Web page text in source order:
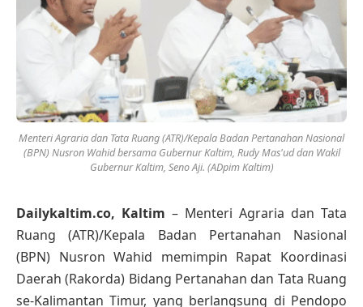
Menteri Agraria dan Tata Ruang (ATR)/Kepala Badan Pertanahan Nasional
(BPN) Nusron Wahid bersama Gubernur Kaltim, Rudy Mas'ud dan Wakil
Gubernur Kaltim, Seno Aji. (ADpim Kaltim)
Dailykaltim.co, Kaltim – Menteri Agraria dan Tata
Ruang (ATR)/Kepala Badan Pertanahan Nasional
(BPN) Nusron Wahid memimpin Rapat Koordinasi
Daerah (Rakorda) Bidang Pertanahan dan Tata Ruang
se-Kalimantan Timur, yang berlangsung di Pendopo